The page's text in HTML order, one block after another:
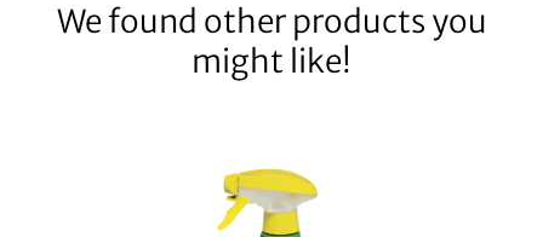
We found other products you
might like!